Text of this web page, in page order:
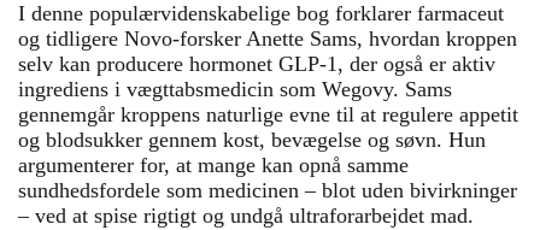
I denne populærvidenskabelige bog forklarer farmaceut
og tidligere Novo-forsker Anette Sams, hvordan kroppen
selv kan producere hormonet GLP-1, der også er aktiv
ingrediens i vægttabsmedicin som Wegovy. Sams
gennemgår kroppens naturlige evne til at regulere appetit
og blodsukker gennem kost, bevægelse og søvn. Hun
argumenterer for, at mange kan opnå samme
sundhedsfordele som medicinen – blot uden bivirkninger
– ved at spise rigtigt og undgå ultraforarbejdet mad.